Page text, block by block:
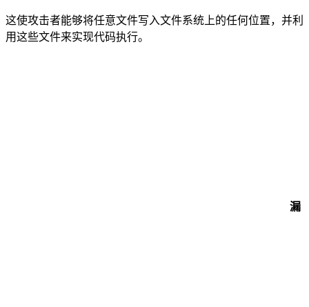
这使攻击者能够将任意文件写入文件系统上的任何位置，并利
用这些文件来实现代码执行。
漏